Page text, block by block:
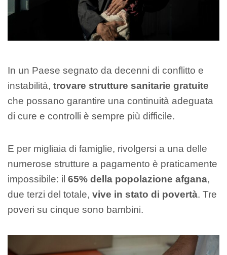
In un Paese segnato da decenni di conflitto e
instabilità, trovare strutture sanitarie gratuite
che possano garantire una continuità adeguata
di cure e controlli è sempre più difficile.
E per migliaia di famiglie, rivolgersi a una delle
numerose strutture a pagamento è praticamente
impossibile: il 65% della popolazione afgana,
due terzi del totale, vive in stato di povertà. Tre
poveri su cinque sono bambini.